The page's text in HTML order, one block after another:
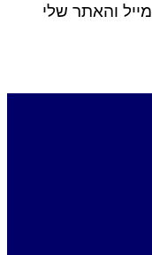
והאתר שלי